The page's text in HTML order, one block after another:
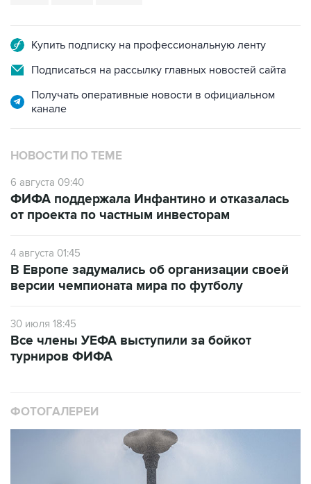
Купить подписку на профессиональную ленту
Подписаться на рассылку главных новостей сайта
Получать оперативные новости в официальном
канале
НОВОСТИ ПО ТЕМЕ
6 августа 09:40
ФИФА поддержала Инфантино и отказалась
от проекта по частным инвесторам
4 августа 01:45
В Европе задумались об организации своей
версии чемпионата мира по футболу
30 июля 18:45
Все члены УЕФА выступили за бойкот
турниров ФИФА
ФОТОГАЛЕРЕИ